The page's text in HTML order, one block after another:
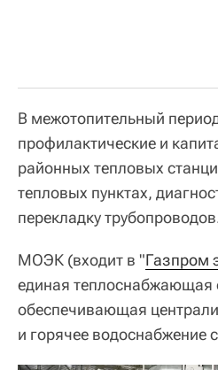
В межотопительный
профилактические и
районных тепловых
тепловых пунктах,
перекладку
МОЭК (входит в "Газпром
единая
обеспечивающая
и горячее водоснабжение